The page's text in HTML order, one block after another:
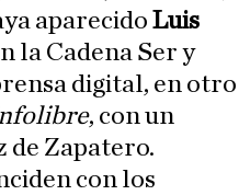
aparecido Luis
la Cadena Ser y
digital, en otro
, con un
Zapatero.
con los